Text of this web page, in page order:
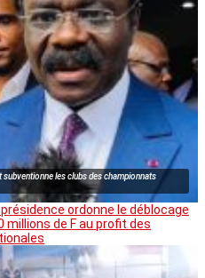
les clubs des championnats
ordonne le déblocage
millions de F au profit des